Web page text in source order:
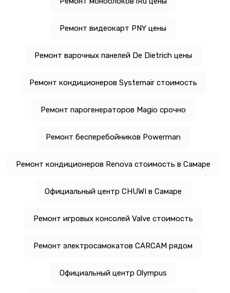
Ремонт видеокарт PNY цены
Ремонт варочных панелей De Dietrich цены
Ремонт кондиционеров Systemair стоимость
Ремонт парогенераторов Magio срочно
Ремонт бесперебойников Powerman
Ремонт кондиционеров Renova стоимость в Самаре
Официальный центр CHUWI в Самаре
Ремонт игровых консолей Valve стоимость
Ремонт электросамокатов CARCAM рядом
Официальный центр Olympus